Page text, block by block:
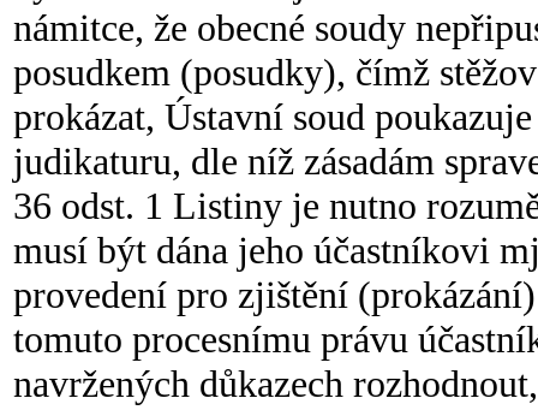
námitce, že obecné soudy
posudkem (posudky), čímž
prokázat, Ústavní soud
judikaturu, dle níž zásadám
36 odst. 1 Listiny je nutno
musí být dána jeho účastníkovi
provedení pro zjištění
tomuto procesnímu právu
navržených důkazech